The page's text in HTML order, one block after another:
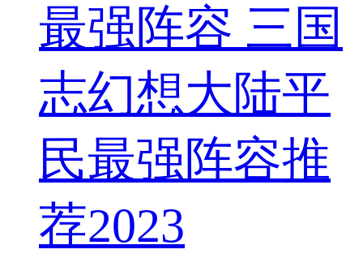
最强阵容 三国
志幻想大陆平
民最强阵容推
荐2023